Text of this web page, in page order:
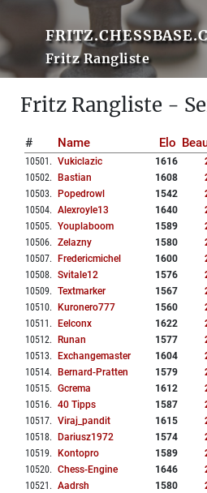
Fritz Rangliste
Fritz Rangliste -
# Name Elo
10501 . Vukiclazic 1616
10502. Bastian 1608
10503. Popedrowl 1542
10504. Alexroyle13 1640
10505. Youplaboom 1589
10506. Zelazny 1580
10507. Fredericmichel 1600
10508. Svitale12 1576
10509. Textmarker 1567
10510. Kuronero777 1560
10511 . Eelconx 1622
10512. Runan 1577
10513. Exchangemaster 1604
10514. Bernard-Pratten 1579
10515. Gcrema 1612
10516. 40 Tipps 1587
10517. Viraj_pandit 1615
10518. Dariusz1972 1574
10519. Kontopro 1589
10520. Chess-Engine 1646
10521 . Aadrsh 1580